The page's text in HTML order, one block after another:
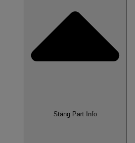
Stäng Part Info